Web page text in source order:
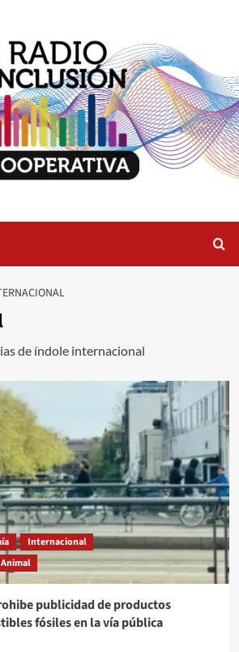
de índole internacional
Internacional
publicidad de productos
fósiles en la vía pública